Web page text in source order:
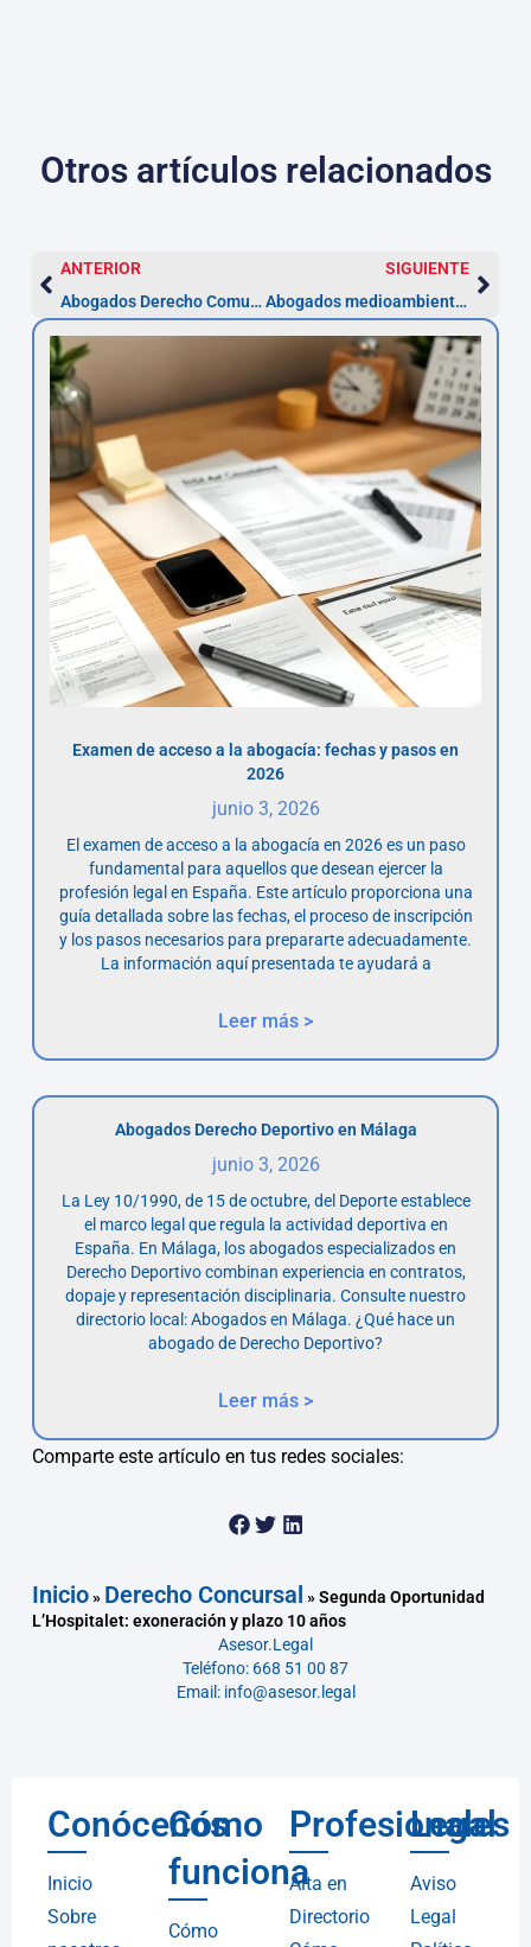
Otros artículos relacionados
ANTERIOR
Abogados Derecho Comunitario en L’Hospitalet — 7 días
SIGUIENTE
Abogados medioambientales en L’Hospitalet: actúa en 1 mes
Examen de acceso a la abogacía: fechas y pasos en
2026
junio 3, 2026
El examen de acceso a la abogacía en 2026 es un paso
fundamental para aquellos que desean ejercer la
profesión legal en España. Este artículo proporciona una
guía detallada sobre las fechas, el proceso de inscripción
y los pasos necesarios para prepararte adecuadamente.
La información aquí presentada te ayudará a
Leer más >
Abogados Derecho Deportivo en Málaga
junio 3, 2026
La Ley 10/1990, de 15 de octubre, del Deporte establece
el marco legal que regula la actividad deportiva en
España. En Málaga, los abogados especializados en
Derecho Deportivo combinan experiencia en contratos,
dopaje y representación disciplinaria. Consulte nuestro
directorio local: Abogados en Málaga. ¿Qué hace un
abogado de Derecho Deportivo?
Leer más >
Comparte este artículo en tus redes sociales:
Inicio» Derecho Concursal »Segunda Oportunidad
L’Hospitalet: exoneración y plazo 10 años
Asesor.Legal
Teléfono: 668 51 00 87
Email: info@asesor.legal
Conócenos
Inicio
Sobre
Cómo
funciona
Cómo
Profesionales
Alta en
Directorio
Legal
Aviso
Legal